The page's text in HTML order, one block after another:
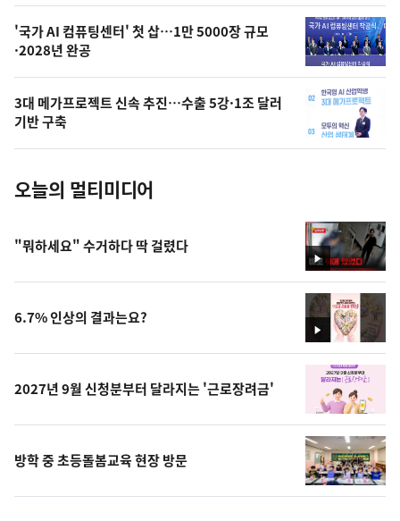
오
의
사
진
'국가 AI 컴퓨팅센터' 첫 삽…1만 5000장 규모
·2028년 완공
3대 메가프로젝트 신속 추진…수출 5강·1조 달러
기반 구축
오늘의 멀티미디어
영
상
"뭐하세요" 수거하다 딱 걸렸다
영
상
6.7% 인상의 결과는요?
2027년 9월 신청분부터 달라지는 '근로장려금'
방학 중 초등돌봄교육 현장 방문